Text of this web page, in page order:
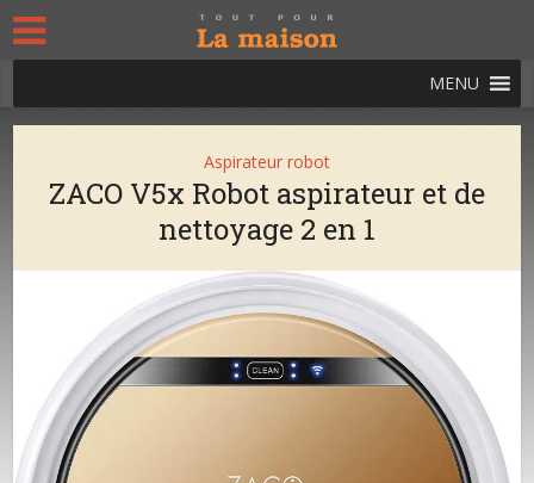
MENU
Aspirateur robot
ZACO V5x Robot aspirateur et de
nettoyage 2 en 1